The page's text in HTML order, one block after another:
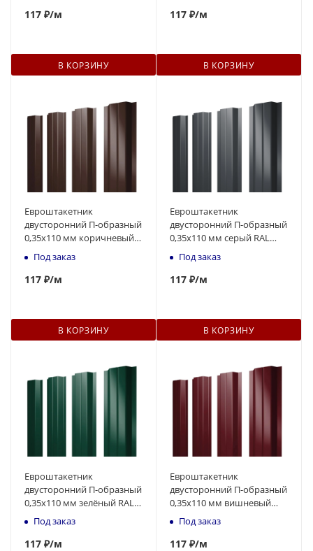
117 ₽/м
В КОРЗИНУ
117 ₽/м
В КОРЗИНУ
Евроштакетник
двусторонний П-образный
0,35x110 мм коричневый
RAL 8017 1м
Под заказ
117 ₽/м
В КОРЗИНУ
Евроштакетник
двусторонний П-образный
0,35x110 мм серый RAL
7024 1м
Под заказ
117 ₽/м
В КОРЗИНУ
Евроштакетник
двусторонний П-образный
0,35x110 мм зелёный RAL
6005 1м
Под заказ
117 ₽/м
Евроштакетник
двусторонний П-образный
0,35x110 мм вишневый
RAL 3005 1м
Под заказ
117 ₽/м